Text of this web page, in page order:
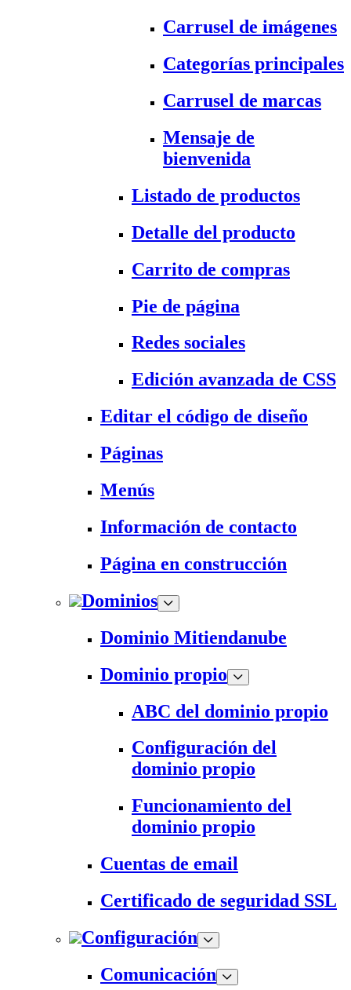
Carrusel de imágenes
Categorías principales
Carrusel de marcas
Mensaje de
bienvenida
Listado de productos
Detalle del producto
Carrito de compras
Pie de página
Redes sociales
Edición avanzada de CSS
Editar el código de diseño
Páginas
Menús
Información de contacto
Página en construcción
Dominios
Dominio Mitiendanube
Dominio propio
ABC del dominio propio
Configuración del
dominio propio
Funcionamiento del
dominio propio
Cuentas de email
Certificado de seguridad SSL
Configuración
Comunicación